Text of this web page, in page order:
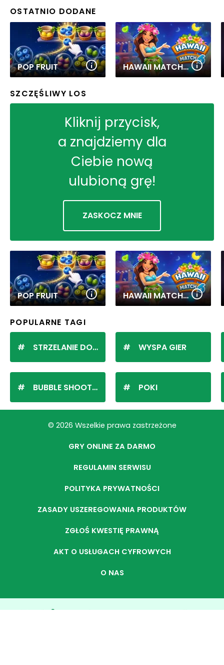
OSTATNIO DODANE
POP FRUIT HAWAII MATCH 6
SZCZĘŚLIWY LOS
Kliknij przycisk,
a znajdziemy dla
Ciebie nową
ulubioną grę!
ZASKOCZ MNIE
POP FRUIT HAWAII MATCH 6
POPULARNE TAGI
STRZELANIE DO KULEK
BUBBLE SHOOTER
WYSPA GIER
POKI
© 2026 Wszelkie prawa zastrzeżone
GRY ONLINE ZA DARMO
REGULAMIN SERWISU
POLITYKA PRYWATNOŚCI
ZASADY USZEREGOWANIA PRODUKTÓW
ZGŁOŚ KWESTIĘ PRAWNĄ
AKT O USŁUGACH CYFROWYCH
O NAS